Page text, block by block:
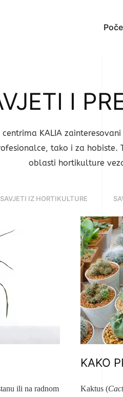
I
KALIA
tako i za hobiste.
oblasti hortikulture
SAVJETI IZ HORTIKULTURE
ili na radnom
KAKO
Kaktus (